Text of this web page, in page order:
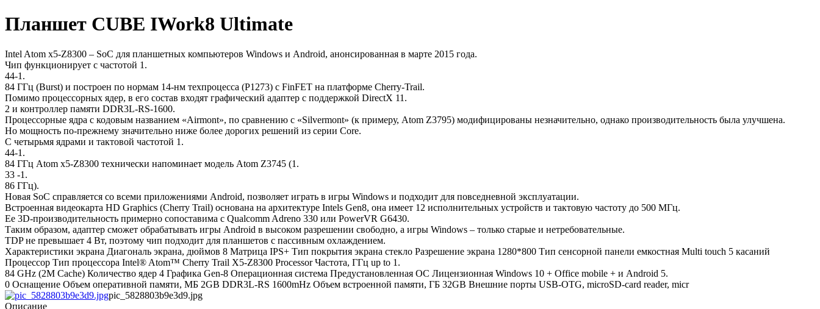
Планшет CUBE IWork8 Ultimate
Intel Atom x5-Z8300 – SoC для планшетных компьютеров Windows и Android, анонсированная в марте 2015 года.
Чип функционирует с частотой 1.
44-1.
84 ГГц (Burst) и построен по нормам 14-нм техпроцесса (P1273) с FinFET на платформе Cherry-Trail.
Помимо процессорных ядер, в его состав входят графический адаптер с поддержкой DirectX 11.
2 и контроллер памяти DDR3L-RS-1600.
Процессорные ядра с кодовым названием «Airmont», по сравнению с «Silvermont» (к примеру, Atom Z3795) модифицированы незначительно, однако производительность была улучшена.
Но мощность по-прежнему значительно ниже более дорогих решений из серии Core.
С четырьмя ядрами и тактовой частотой 1.
44-1.
84 ГГц Atom x5-Z8300 технически напоминает модель Atom Z3745 (1.
33 -1.
86 ГГц).
Новая SoC справляется со всеми приложениями Android, позволяет играть в игры Windows и подходит для повседневной эксплуатации.
Встроенная видеокарта HD Graphics (Cherry Trail) основана на архитектуре Intels Gen8, она имеет 12 исполнительных устройств и тактовую частоту до 500 МГц.
Ее 3D-производительность примерно сопоставима с Qualcomm Adreno 330 или PowerVR G6430.
Таким образом, адаптер сможет обрабатывать игры Android в высоком разрешении свободно, а игры Windows – только старые и нетребовательные.
TDP не превышает 4 Вт, поэтому чип подходит для планшетов с пассивным охлаждением.
Характеристики экрана Диагональ экрана, дюймов 8 Матрица IPS+ Тип покрытия экрана стекло Разрешение экрана 1280*800 Тип сенсорной панели емкостная Multi touch 5 касаний
Процессор Тип процессора Intel® Atom™ Cherry Trail X5-Z8300 Processor Частота, ГГц up to 1.
84 GHz (2M Cache) Количество ядер 4 Графика Gen-8 Операционная система Предустановленная ОС Лицензионная Windows 10 + Office mobile + и Android 5.
0 Оснащение Объем оперативной памяти, МБ 2GB DDR3L-RS 1600mHz Объем встроенной памяти, ГБ 32GB Внешние порты USB-OTG, microSD-card reader, micr
pic_5828803b9e3d9.jpg
Описание